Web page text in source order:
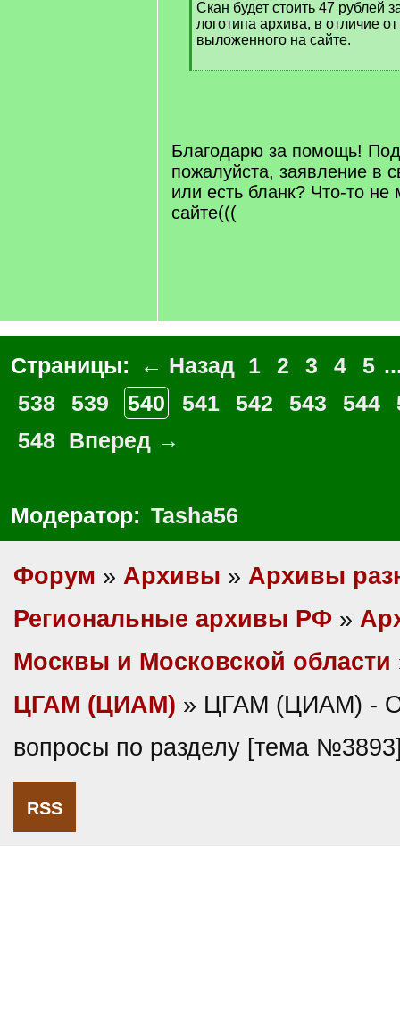
Скан будет стоить 47 рублей
логотипа архива, в отличие
выложенного на сайте.
[
Благодарю за помощь!
пожалуйста, заявление в
или есть бланк? Что-то не
сайте(((
Страницы: ← Назад 1 2 3 4 5
538
539 540 541 542 543 544
548 Вперед →
Модератор: Tasha56
Форум » Архивы » Архивы
Региональные архивы РФ »
Москвы и Московской области
ЦГАМ (ЦИАМ) » ЦГАМ (ЦИАМ) -
вопросы по разделу [тема
RSS